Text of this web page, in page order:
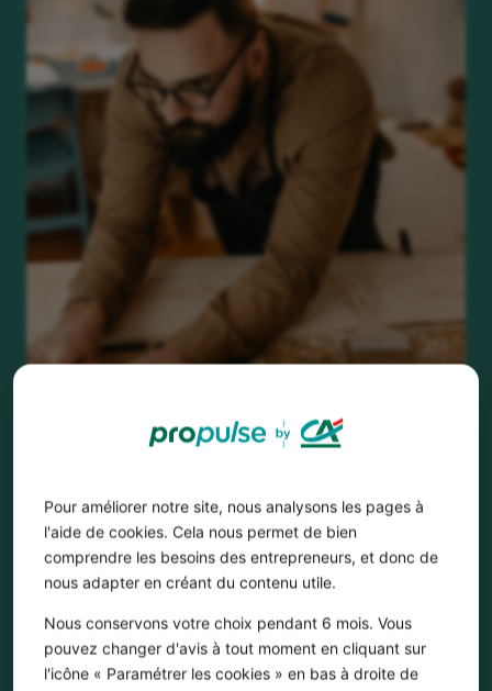
Pour améliorer notre site, nous analysons les pages à
l'aide de cookies. Cela nous permet de bien
comprendre les besoins des entrepreneurs, et donc de
nous adapter en créant du contenu utile.
Nous conservons votre choix pendant 6 mois. Vous
pouvez changer d'avis à tout moment en cliquant sur
l'icône « Paramétrer les cookies » en bas à droite de
Votre BUSINESS PLAN
gratuitement